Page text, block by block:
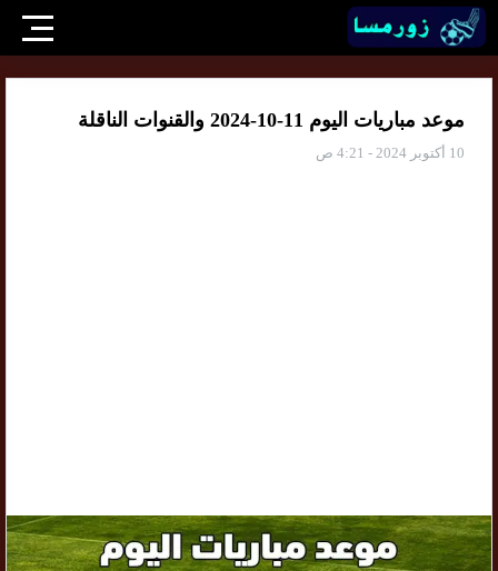
موعد مباريات اليوم 11-10-2024 والقنوات الناقلة
10 أكتوبر 2024 - 4:21 ص